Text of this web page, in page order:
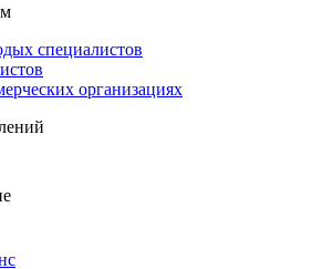
специалистов
организациях